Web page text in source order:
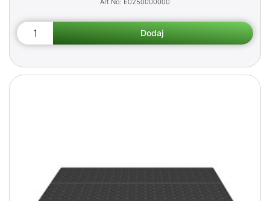
E0250000000